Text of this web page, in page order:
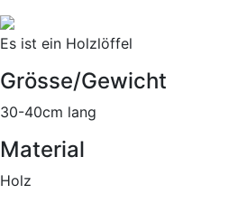
Es ist ein Holzlöffel
Grösse/Gewicht
30-40cm lang
Material
Holz